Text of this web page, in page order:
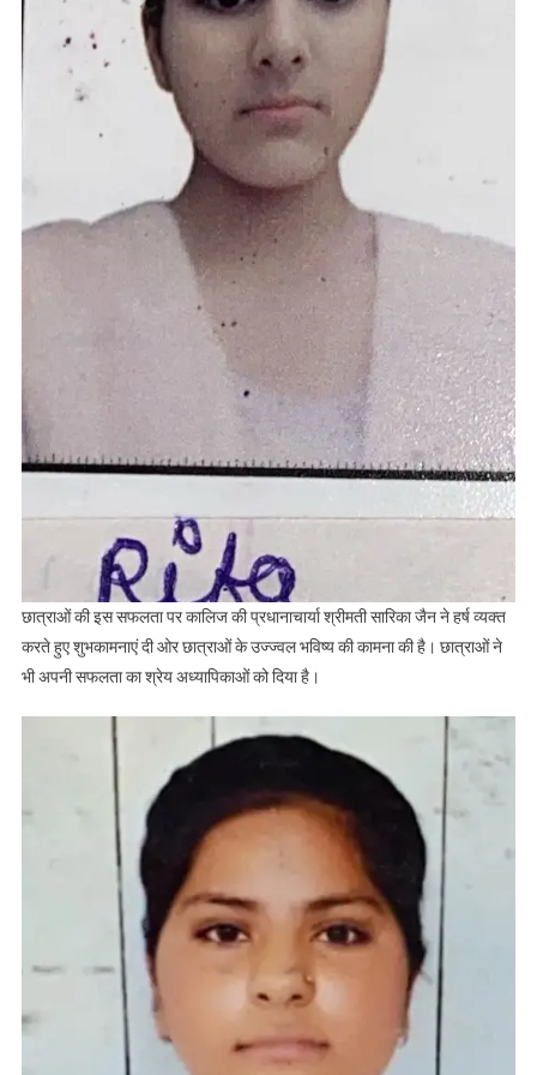
छात्राओं की इस सफलता पर कालिज की प्रधानाचार्या श्रीमती सारिका जैन ने हर्ष व्यक्त
करते हुए शुभकामनाएं दी ओर छात्राओं के उज्ज्वल भविष्य की कामना की है। छात्राओं ने
भी अपनी सफलता का श्रेय अध्यापिकाओं को दिया है।